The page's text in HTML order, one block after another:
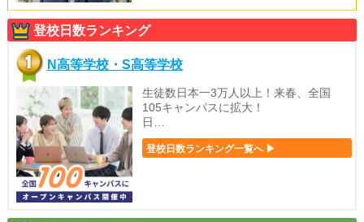
登校日数ランキング
N高等学校・S高等学校
生徒数日本一3万人以上！来春、全国
105キャンパスに拡大！
日…
登校日数ランキング一覧へ ▶